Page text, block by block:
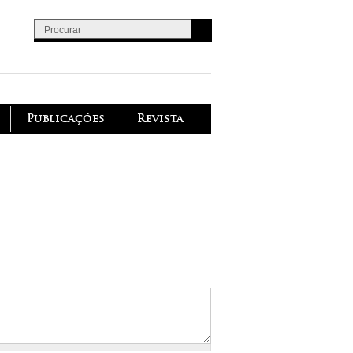
Formulário de procura
Revista
Publicações